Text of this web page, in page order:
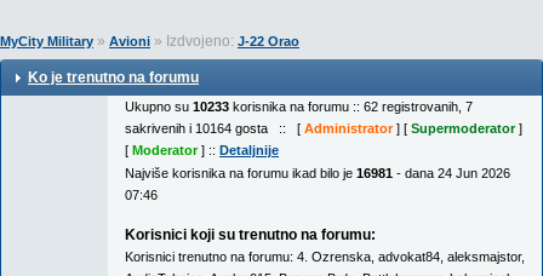
MyCity Military » Avioni » Izdvojeno: J-22 Orao
Ko je trenutno na forumu
Ukupno su 10233 korisnika na forumu :: 62 registrovanih, 7
sakrivenih i 10164 gosta :: [ Administrator] [ Supermoderator]
[ Moderator] :: Detaljnije
Najviše korisnika na forumu ikad bilo je 16981 - dana 24 Jun 2026
07:46
Korisnici koji su trenutno na forumu:
Korisnici trenutno na forumu: 4. Ozrenska advokat84 aleksmajstor,